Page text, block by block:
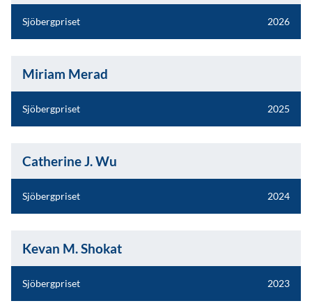
Sjöbergpriset 2026
Miriam Merad
Sjöbergpriset 2025
Catherine J. Wu
Sjöbergpriset 2024
Kevan M. Shokat
Sjöbergpriset 2023